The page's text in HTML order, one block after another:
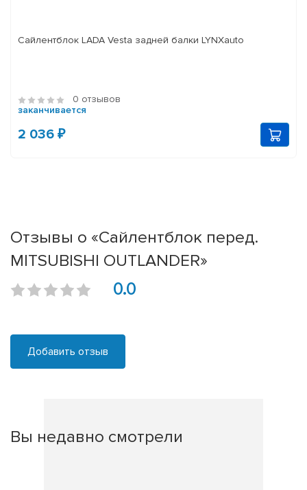
Сайлентблок LADA Vesta задней балки LYNXauto
0 отзывов
заканчивается
2 036 ₽
Отзывы о «Сайлентблок перед.
MITSUBISHI OUTLANDER»
0.0
Добавить отзыв
Вы недавно смотрели